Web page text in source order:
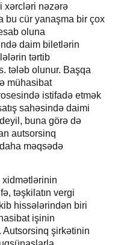
xərcləri nəzərə
bu cür yanaşma bir çox
o luna
daim biletlərin
tərtib
tələb olunur. Başqa
mühasibat
istifadə etmək
sahəsində daimi
buna görə də
autsorsinq
məqsədə
xidmətlərinin
təşkilatın vergi
hissələrindən biri
işinin
şirkətinin